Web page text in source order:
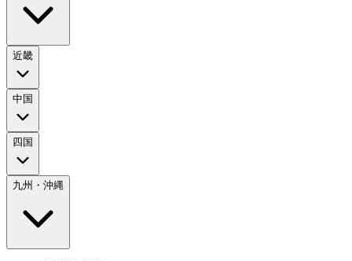
近畿
中国
四国
九州・沖縄